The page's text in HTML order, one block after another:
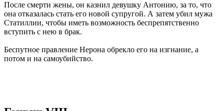
После смерти жены, он казнил девушку Антонию, за то, что
она отказалась стать его новой супругой. А затем убил мужа
Статиллии, чтобы иметь возможность беспрепятственно
вступить с нею в брак.
Беспутное правление Нерона обрекло его на изгнание, а
потом и на самоубийство.